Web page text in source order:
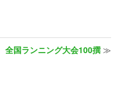
全国ランニング大会100撰 ≫